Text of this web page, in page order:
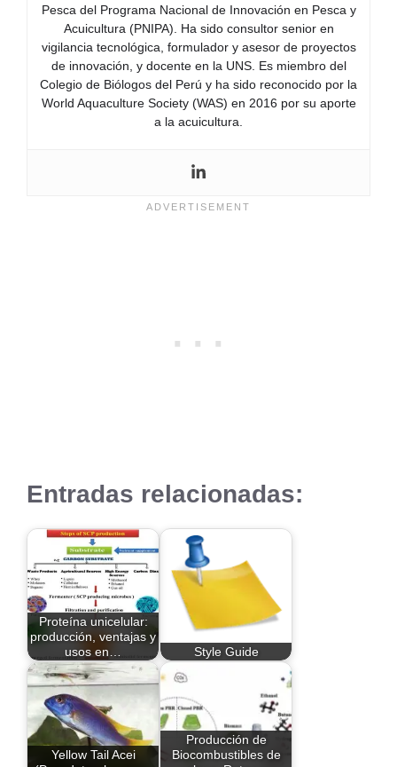
Pesca del Programa Nacional de Innovación en Pesca y
Acuicultura (PNIPA). Ha sido consultor senior en
vigilancia tecnológica, formulador y asesor de proyectos
de innovación, y docente en la UNS. Es miembro del
Colegio de Biólogos del Perú y ha sido reconocido por la
World Aquaculture Society (WAS) en 2016 por su aporte
a la acuicultura.
Entradas relacionadas:
Proteína unicelular:
producción, ventajas y
usos en…
Style Guide
Yellow Tail Acei
Producción de
Biocombustibles de